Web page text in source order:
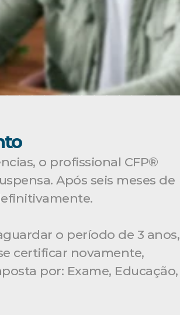
o profissional CFP®
Após seis meses de
o período de 3 anos,
certificar novamente,
por: Exame, Educação,